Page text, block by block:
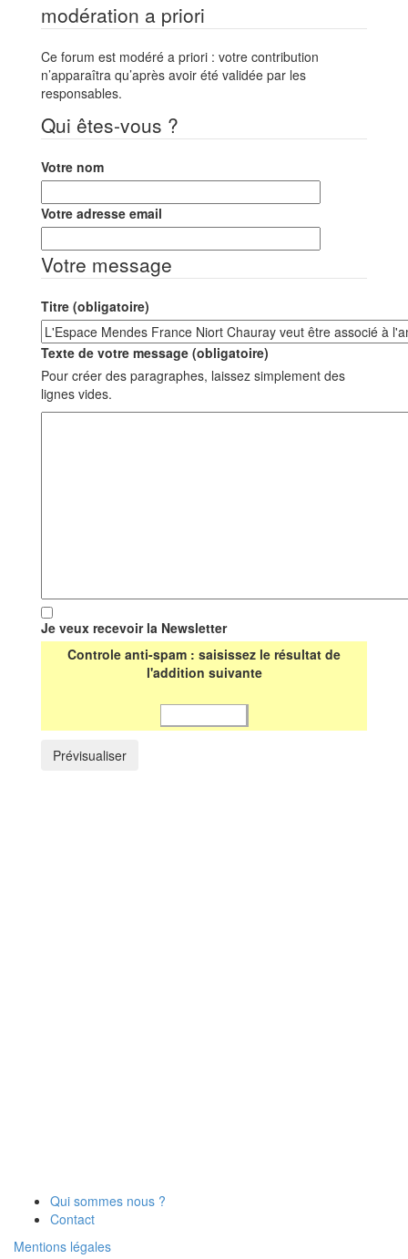
modération a priori
Ce forum est modéré a priori : votre contribution
n’apparaîtra qu’après avoir été validée par les
responsables.
Qui êtes-vous ?
Votre nom
Votre adresse email
Votre message
Titre (obligatoire)
Texte de votre message (obligatoire)
Pour créer des paragraphes, laissez simplement des
lignes vides.
Je veux recevoir la Newsletter
Controle anti-spam : saisissez le résultat de
l'addition suivante
Qui sommes nous ?
Contact
Mentions légales